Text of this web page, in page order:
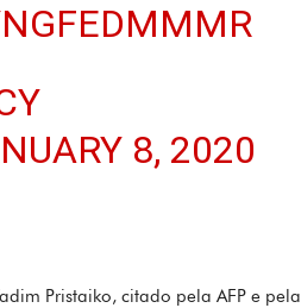
8, 2020
Pristaiko​​, citado pela AFP e pela